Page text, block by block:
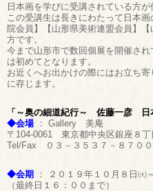
日本画を学びに受講されている方が
この受講生は長きにわたって日本
院会員】【山形県美術連盟会員】
方です。
今まで山形市で数回個展を開催さ
は初めてとなります。
お近くへお出かけの際にはお立ち
に存じます。
「～奥の細道紀行～ 佐藤一彦 日
◆会場： Gallery 美庵
〒104-0061 東京都中央区銀座８
Tel/Fax ０３－３５３７－８７００
◆会期 ： ２０１９年１０月８日
（最終日１６：００まで）